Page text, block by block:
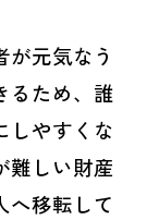
元気なう
るため、誰
しやすくな
難しい財産
へ移転して